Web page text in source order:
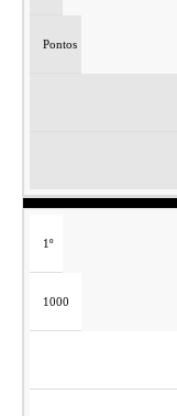
Pontos
1º
1000